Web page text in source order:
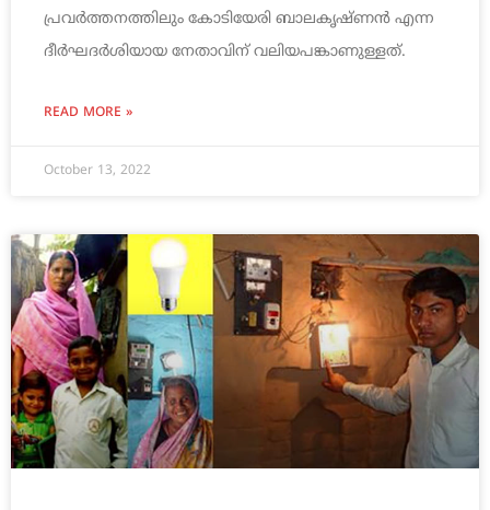
പ്രവര്‍ത്തനത്തിലും കോടിയേരി ബാലകൃഷ്ണന്‍ എന്ന
ദീര്‍ഘദര്‍ശിയായ നേതാവിന് വലിയപങ്കാണുള്ളത്.
READ MORE »
October 13, 2022